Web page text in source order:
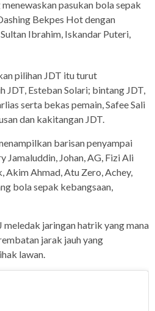
pasukan bola sepak
Bekpes Hot dengan
Ibrahim, Iskandar Puteri,
pilihan JDT itu turut
JDT, Esteban Solari; bintang JDT,
serta bekas pemain, Safee Sali
dan kakitangan JDT.
barisan penyampai
Johan, AG, Fizi Ali
Akim Ahmad, Atu Zero, Achey,
bola sepak kebangsaan,
jaringan hatrik yang mana
jarak jauh yang
lawan.